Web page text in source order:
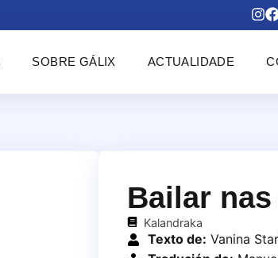
SOBRE GÁLIX ACTUALIDADE
Bailar
Kalandraka
Texto de: Vanina